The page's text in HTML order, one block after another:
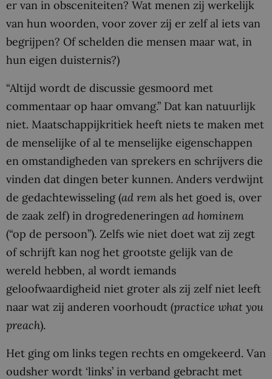
er van in obsceniteiten? Wat menen zij werkelijk
van hun woorden, voor zover zij er zelf al iets van
begrijpen? Of schelden die mensen maar wat, in
hun eigen duisternis?)
“Altijd wordt de discussie gesmoord met
commentaar op haar omvang.” Dat kan natuurlijk
niet. Maatschappijkritiek heeft niets te maken met
de menselijke of al te menselijke eigenschappen
en omstandigheden van sprekers en schrijvers die
vinden dat dingen beter kunnen. Anders verdwijnt
de gedachtewisseling (ad rem als het goed is, over
de zaak zelf) in drogredeneringen ad hominem
(“op de persoon”). Zelfs wie niet doet wat zij zegt
of schrijft kan nog het grootste gelijk van de
wereld hebben, al wordt iemands
geloofwaardigheid niet groter als zij zelf niet leeft
naar wat zij anderen voorhoudt (practice what you
preach).
Het ging om links tegen rechts en omgekeerd. Van
oudsher wordt ‘links’ in verband gebracht met